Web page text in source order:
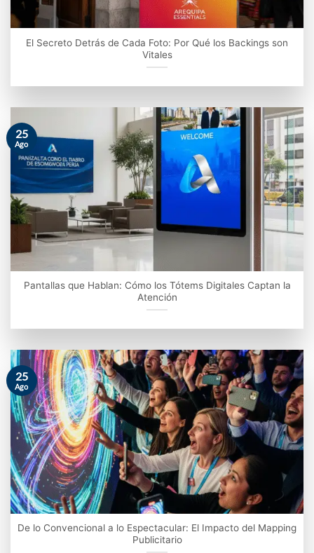
El Secreto Detrás de Cada Foto: Por Qué los Backings son
Vitales
Pantallas que Hablan: Cómo los Tótems Digitales Captan la
Atención
25
Ago
De lo Convencional a lo Espectacular: El Impacto del Mapping
Publicitario
25
Ago